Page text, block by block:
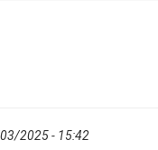
2025 - 15:42